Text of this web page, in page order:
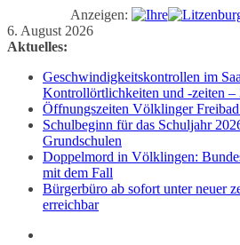
Anzeigen:
Zum
Inhalt
6. August 2026
Aktuelles:
Geschwindigkeitskontrollen im
Kontrollörtlichkeiten und -zeiten
Öffnungszeiten Völklinger
Schulbeginn für das Schuljahr
Grundschulen
Doppelmord in Völklingen:
mit dem Fall
Bürgerbüro ab sofort unter neuer
erreichbar